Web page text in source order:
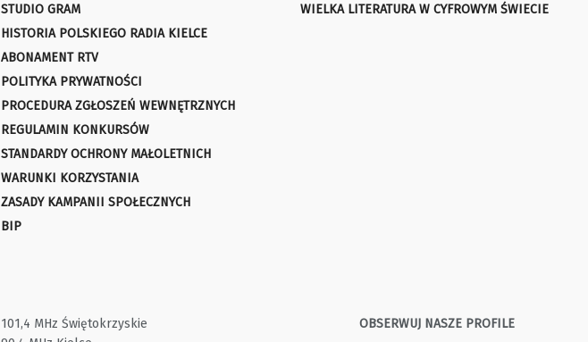
STUDIO GRAM
HISTORIA POLSKIEGO RADIA KIELCE
ABONAMENT RTV
POLITYKA PRYWATNOŚCI
PROCEDURA ZGŁOSZEŃ WEWNĘTRZNYCH
REGULAMIN KONKURSÓW
STANDARDY OCHRONY MAŁOLETNICH
WARUNKI KORZYSTANIA
ZASADY KAMPANII SPOŁECZNYCH
BIP
WIELKA LITERATURA W CYFROWYM ŚWIECIE
101,4 MHz Świętokrzyskie
OBSERWUJ NASZE PROFILE